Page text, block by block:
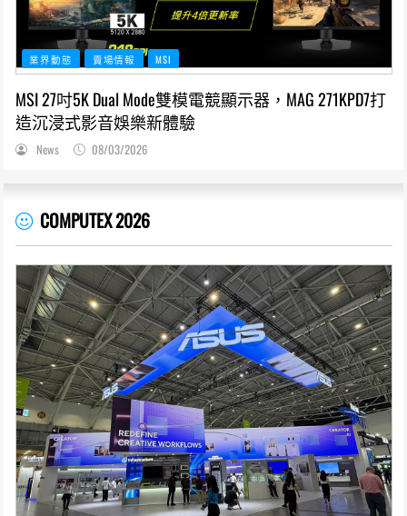
業界動態 賣場情報 MSI
MSI 27吋5K Dual Mode雙模電競顯示器，MAG 271KPD7打
造沉浸式影音娛樂新體驗
News 08/03/2026
COMPUTEX 2026